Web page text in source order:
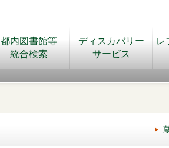
都内図書館等
統合検索
ディスカバリー
サービス
レ